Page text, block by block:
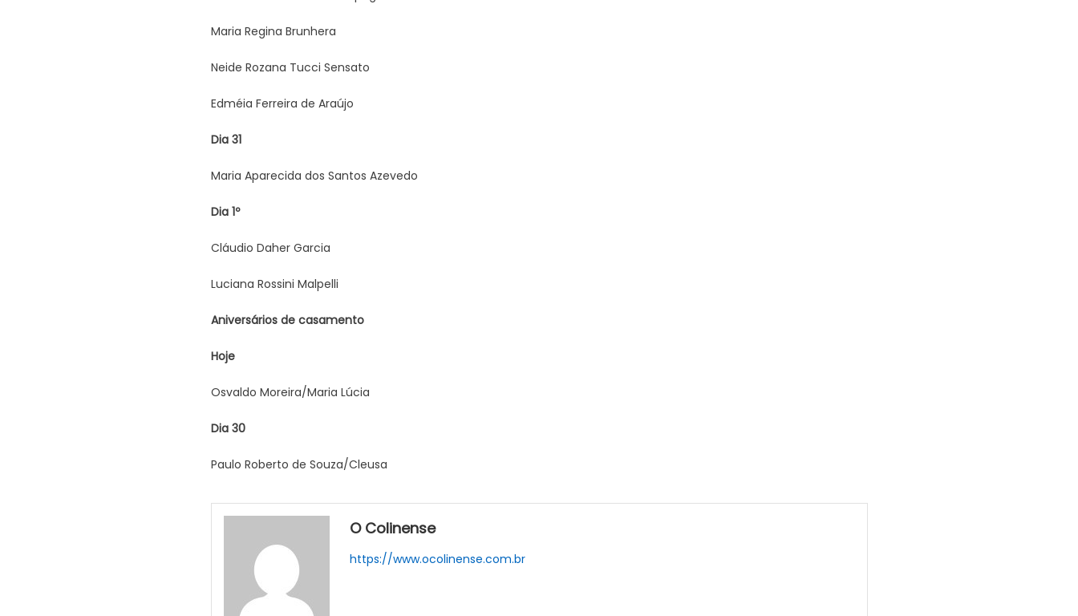
Maria Regina Brunhera
Neide Rozana Tucci Sensato
Edméia Ferreira de Araújo
Dia 31
Maria Aparecida dos Santos Azevedo
Dia 1º
Cláudio Daher Garcia
Luciana Rossini Malpelli
Aniversários de casamento
Hoje
Osvaldo Moreira/Maria Lúcia
Dia 30
Paulo Roberto de Souza/Cleusa
O Colinense
https://www.ocolinense.com.br